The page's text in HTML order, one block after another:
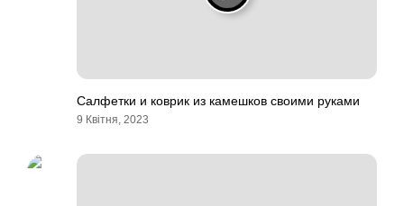
Салфетки и коврик из камешков своими руками
9 Квітня, 2023